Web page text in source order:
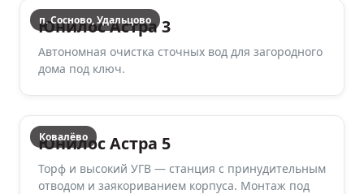
п. Сосново, Удальцово
Юнилос Астра 3
Автономная очистка сточных вод для загородного
дома под ключ.
Ковалёво
Юнилос Астра 5
Торф и высокий УГВ — станция с принудительным
отводом и заякориванием корпуса. Монтаж под